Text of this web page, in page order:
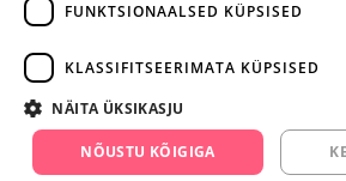
+372 668 3282
info@yesyes.ee
facebook.com/yesyes.ee
FUNKTSIONAALSED KÜPSISED
KLASSIFITSEERIMATA KÜPSISED
NÄITA ÜKSIKASJU
NÕUSTU KÕIGIGA